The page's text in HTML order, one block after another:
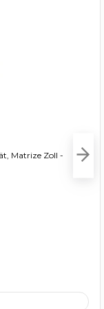
Matrize Zoll -